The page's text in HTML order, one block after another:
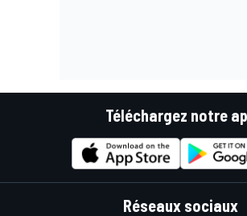
Téléchargez notre
Réseaux sociaux